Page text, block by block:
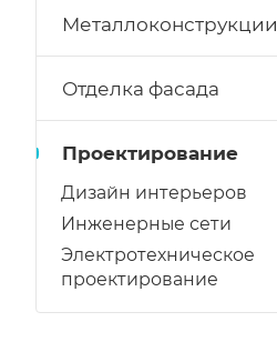
Металлоконструкции
Отделка фасада
Проектирование
Дизайн интерьеров
Инженерные сети
Электротехническое
проектирование